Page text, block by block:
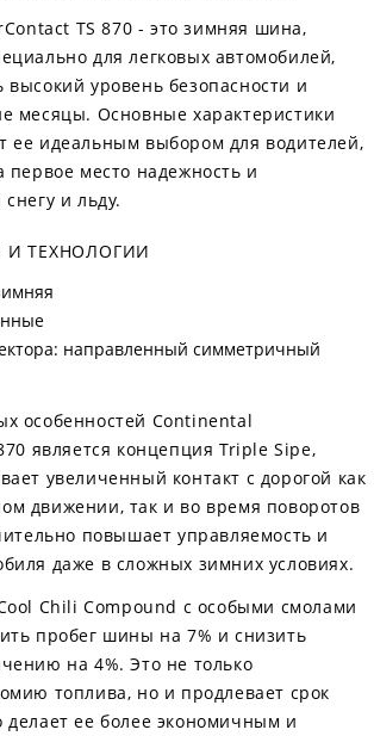
TS 870 - это зимняя шина,
для легковых автомобилей,
высокий уровень безопасности и
месяцы. Основные характеристики
ее идеальным выбором для водителей,
первое место надежность и
и льду.
ТЕХНОЛОГИИ
направленный симметричный
особенностей Continental
является концепция Triple Sipe,
увеличенный контакт с дорогой как
движении, так и во время поворотов
повышает управляемость и
даже в сложных зимних условиях.
Chili Compound с особыми смолами
пробег шины на 7% и снизить
на 4%. Это не только
топлива, но и продлевает срок
ее более экономичным и